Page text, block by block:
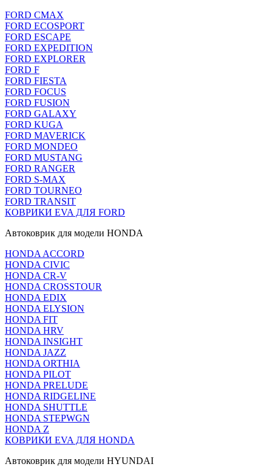
FORD CMAX
FORD ECOSPORT
FORD ESCAPE
FORD EXPEDITION
FORD EXPLORER
FORD F
FORD FIESTA
FORD FOCUS
FORD FUSION
FORD GALAXY
FORD KUGA
FORD MAVERICK
FORD MONDEO
FORD MUSTANG
FORD RANGER
FORD S-MAX
FORD TOURNEO
FORD TRANSIT
КОВРИКИ EVA ДЛЯ FORD
Автоковрик для модели HONDA
HONDA ACCORD
HONDA CIVIC
HONDA CR-V
HONDA CROSSTOUR
HONDA EDIX
HONDA ELYSION
HONDA FIT
HONDA HRV
HONDA INSIGHT
HONDA JAZZ
HONDA ORTHIA
HONDA PILOT
HONDA PRELUDE
HONDA RIDGELINE
HONDA SHUTTLE
HONDA STEPWGN
HONDA Z
КОВРИКИ EVA ДЛЯ HONDA
Автоковрик для модели HYUNDAI